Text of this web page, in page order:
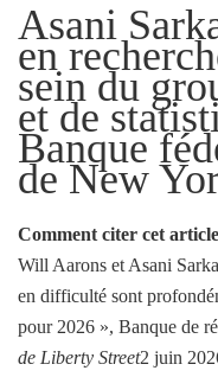
Asani
en
sein du
et de
Banque
de New
Comment citer cet
Will Aarons et Asani
en difficulté sont
pour 2026 », Banque de
de Liberty Street2 juin